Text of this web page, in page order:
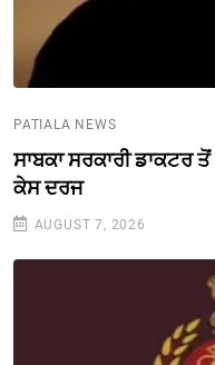
PATIALA NEWS
ਸਾਬਕਾ ਸਰਕਾਰੀ ਡਾਕਟਰ
ਕੇਸ ਦਰਜ
AUGUST 7, 2026